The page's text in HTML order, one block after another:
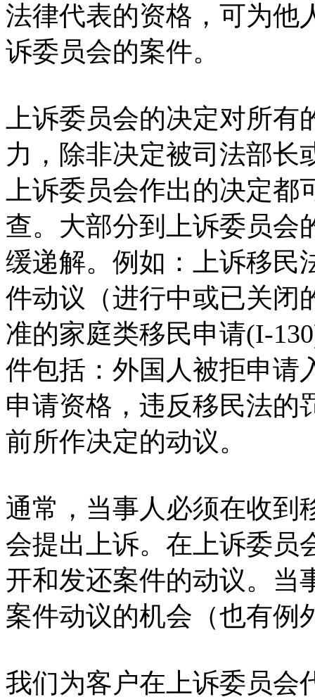
法律代表的资格，可为他
诉委员会的案件。
上诉委员会的决定对所有
力，除非决定被司法部长
上诉委员会作出的决定都
查。大部分到上诉委员会
缓递解。例如：上诉移民
件动议（进行中或已关闭
准的家庭类移民申请(I-
件包括：外国人被拒申请
申请资格，违反移民法的
前所作决定的动议。
通常，当事人必须在收到
会提出上诉。在上诉委员
开和发还案件的动议。当
案件动议的机会（也有例
我们为客户在上诉委员会